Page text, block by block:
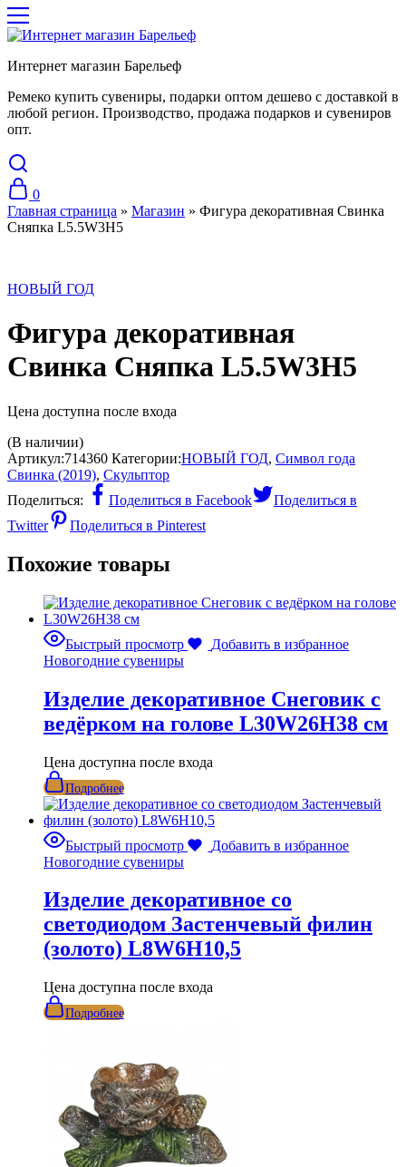
Интернет магазин Барельеф
Ремеко купить сувениры, подарки оптом дешево с доставкой в
любой регион. Производство, продажа подарков и сувениров
опт.
0
Главная страница » Магазин » Фигура декоративная Свинка
Сняпка L5.5W3H5
НОВЫЙ ГОД
Фигура декоративная
Свинка Сняпка L5.5W3H5
Цена доступна после входа
(В наличии)
Артикул:714360 Категории:НОВЫЙ ГОД, Символ года
Свинка (2019), Скульптор
Поделиться:
Поделиться в Facebook
Поделиться в
Twitter
Поделиться в Pinterest
Похожие товары
Быстрый просмотр
Добавить в избранное
Новогодние сувениры
Изделие декоративное Снеговик с
ведёрком на голове L30W26H38 см
Цена доступна после входа
Подробнее
Быстрый просмотр
Добавить в избранное
Новогодние сувениры
Изделие декоративное со
светодиодом Застенчевый филин
(золото) L8W6H10,5
Цена доступна после входа
Подробнее